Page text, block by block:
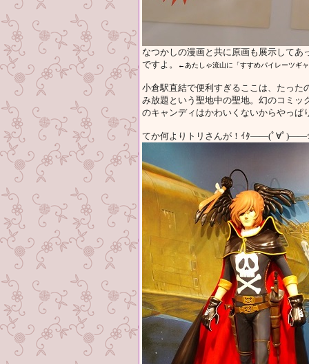
なつかしの漫画と共に原画も展示して
ですよ。
←あたしゃ流山に「すすめパイレーツギ
小倉駅直結で便利すぎるここは、たった
み放題という聖地中の聖地。幻のコミ
のキャンディはかわいくないからやっぱ
てか何よりトリさんが！ｲﾀ――(ﾟ∀ﾟ)――